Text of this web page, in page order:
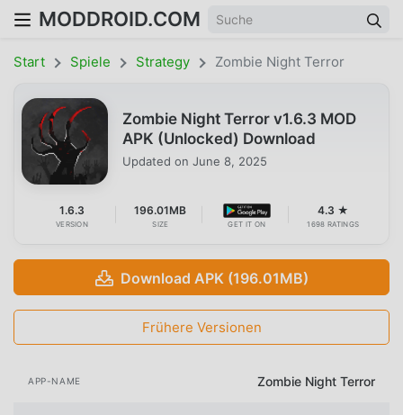
MODDROID.COM
Start Spiele Strategy Zombie Night Terror
Zombie Night Terror v1.6.3 MOD
APK (Unlocked) Download
Updated on June 8, 2025
1.6.3
VERSION
196.01MB
SIZE GET IT ON
4.3 ★
1698 RATINGS
Download APK (196.01MB)
Frühere Versionen
APP-NAME Zombie Night Terror